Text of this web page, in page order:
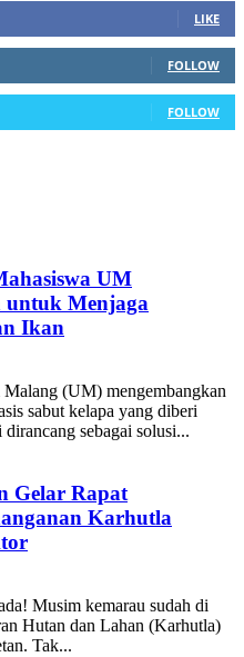
LIKE
FOLLOW
FOLLOW
UM
untuk Menjaga
Ikan
(UM) mengembangkan
sabut kelapa yang diberi
sebagai solusi...
Gelar Rapat
Karhutla
Musim kemarau sudah di
Hutan dan Lahan (Karhutla)
Tak...